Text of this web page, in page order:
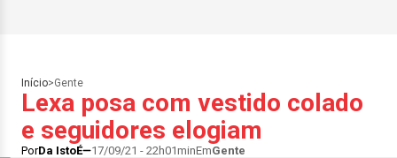
Início>Gente
Lexa posa com vestido colado
e seguidores elogiam
PorDa IstoÉ 17/09/21 - 22h01minEmGente